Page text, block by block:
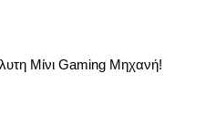
Μίνι Gaming Μηχανή!